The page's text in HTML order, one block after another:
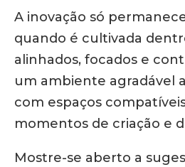
A inovação só
quando é cultivada
alinhados, focados e
um ambiente agradável
com espaços
momentos de criação e
Mostre-se aberto a